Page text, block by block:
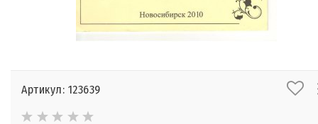
Артикул: 123639